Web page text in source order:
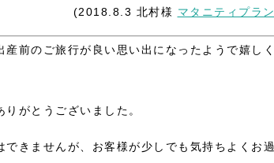
(2018.8.3 北村様 マタニティプラン
前のご旅行が良い思い出になったようで嬉しく
がとうございました。
きませんが、お客様が少しでも気持ちよくお過